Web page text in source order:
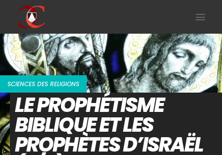
SCIENCES DES RELIGIONS
LE PROPHÉTISME
BIBLIQUE ET LES
PROPHÈTES D’ISRAËL